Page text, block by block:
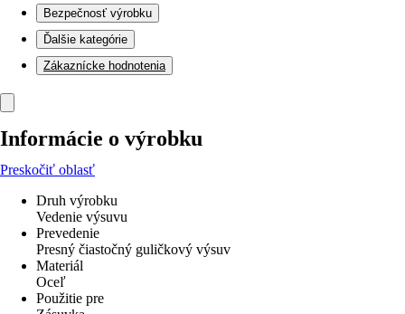
Bezpečnosť výrobku
Ďalšie kategórie
Zákaznícke hodnotenia
Informácie o výrobku
Preskočiť oblasť
Druh výrobku
Vedenie výsuvu
Prevedenie
Presný čiastočný guličkový výsuv
Materiál
Oceľ
Použitie pre